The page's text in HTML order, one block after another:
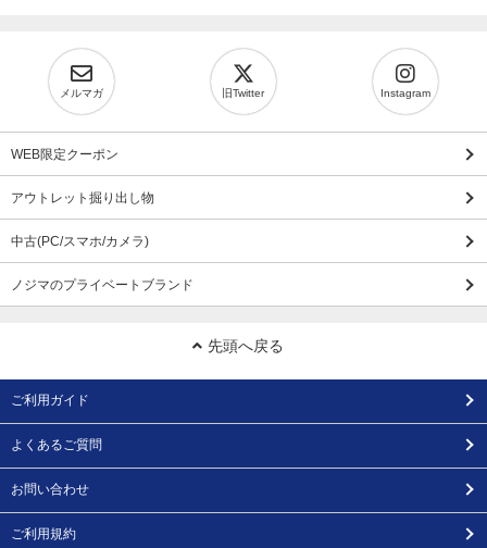
メルマガ 旧Twitter Instagram
WEB限定クーポン
アウトレット掘り出し物
中古(PC/スマホ/カメラ)
ノジマのプライベートブランド
先頭へ戻る
ご利用ガイド
よくあるご質問
お問い合わせ
ご利用規約